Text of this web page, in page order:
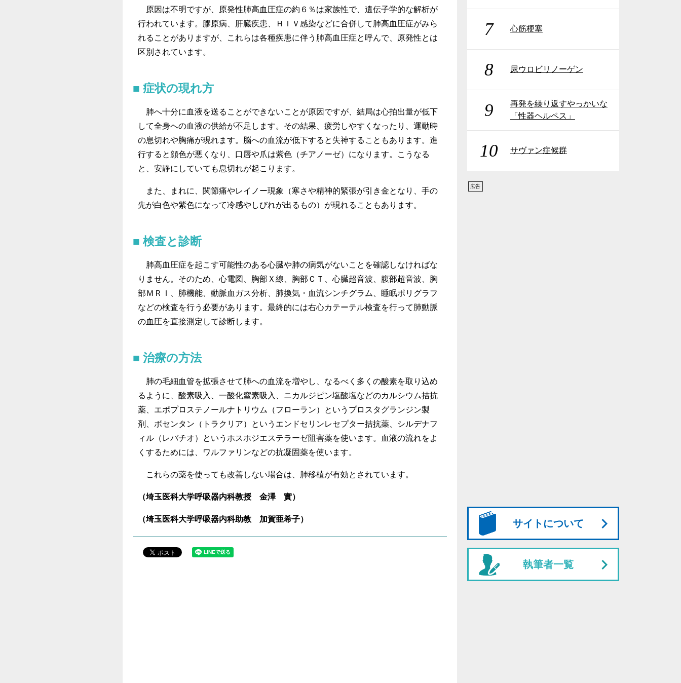
原因は不明ですが、原発性肺高血圧症の約６％は家族性で、遺伝子学的な解析が
行われています。膠原病、肝臓疾患、ＨＩＶ感染などに合併して肺高血圧症がみら
れることがありますが、これらは各種疾患に伴う肺高血圧症と呼んで、原発性とは
区別されています。
症状の現れ方
肺へ十分に血液を送ることができないことが原因ですが、結局は心拍出量が低下
して全身への血液の供給が不足します。その結果、疲労しやすくなったり、運動時
の息切れや胸痛が現れます。脳への血流が低下すると失神することもあります。進
行すると顔色が悪くなり、口唇や爪は紫色（チアノーゼ）になります。こうなる
と、安静にしていても息切れが起こります。
また、まれに、関節痛やレイノー現象（寒さや精神的緊張が引き金となり、手の
先が白色や紫色になって冷感やしびれが出るもの）が現れることもあります。
検査と診断
肺高血圧症を起こす可能性のある心臓や肺の病気がないことを確認しなければな
りません。そのため、心電図、胸部Ｘ線、胸部ＣＴ、心臓超音波、腹部超音波、胸
部ＭＲＩ、肺機能、動脈血ガス分析、肺換気・血流シンチグラム、睡眠ポリグラフ
などの検査を行う必要があります。最終的には右心カテーテル検査を行って肺動脈
の血圧を直接測定して診断します。
治療の方法
肺の毛細血管を拡張させて肺への血流を増やし、なるべく多くの酸素を取り込め
るように、酸素吸入、一酸化窒素吸入、ニカルジピン塩酸塩などのカルシウム拮抗
薬、エポプロステノールナトリウム（フローラン）というプロスタグランジン製
剤、ボセンタン（トラクリア）というエンドセリンレセプター拮抗薬、シルデナフ
ィル（レバチオ）というホスホジエステラーゼ阻害薬を使います。血液の流れをよ
くするためには、ワルファリンなどの抗凝固薬を使います。
これらの薬を使っても改善しない場合は、肺移植が有効とされています。
（埼玉医科大学呼吸器内科教授 金澤 實）
（埼玉医科大学呼吸器内科助教 加賀亜希子）
7 心筋梗塞
8 尿ウロビリノーゲン
9
再発を繰り返すやっかいな
「性器ヘルペス」
10 サヴァン症候群
広告
サイトについて
執筆者一覧